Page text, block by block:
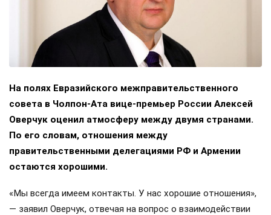
На полях Евразийского межправительственного
совета в Чолпон-Ата вице-премьер России Алексей
Оверчук оценил атмосферу между двумя странами.
По его словам, отношения между
правительственными делегациями РФ и Армении
остаются хорошими.
«Мы всегда имеем контакты. У нас хорошие отношения»,
— заявил Оверчук, отвечая на вопрос о взаимодействии